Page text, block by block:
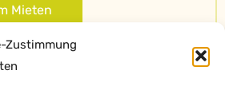
Zustimmung
Mieten